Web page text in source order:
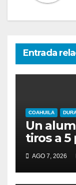
Entrada
COAHUILA
Un
tiros a 5
abuelos
AGO 7, 2026